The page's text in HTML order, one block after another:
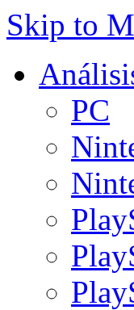
Skip to
PC